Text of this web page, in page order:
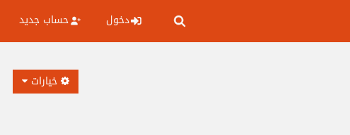
دخول حساب جديد
خيارات